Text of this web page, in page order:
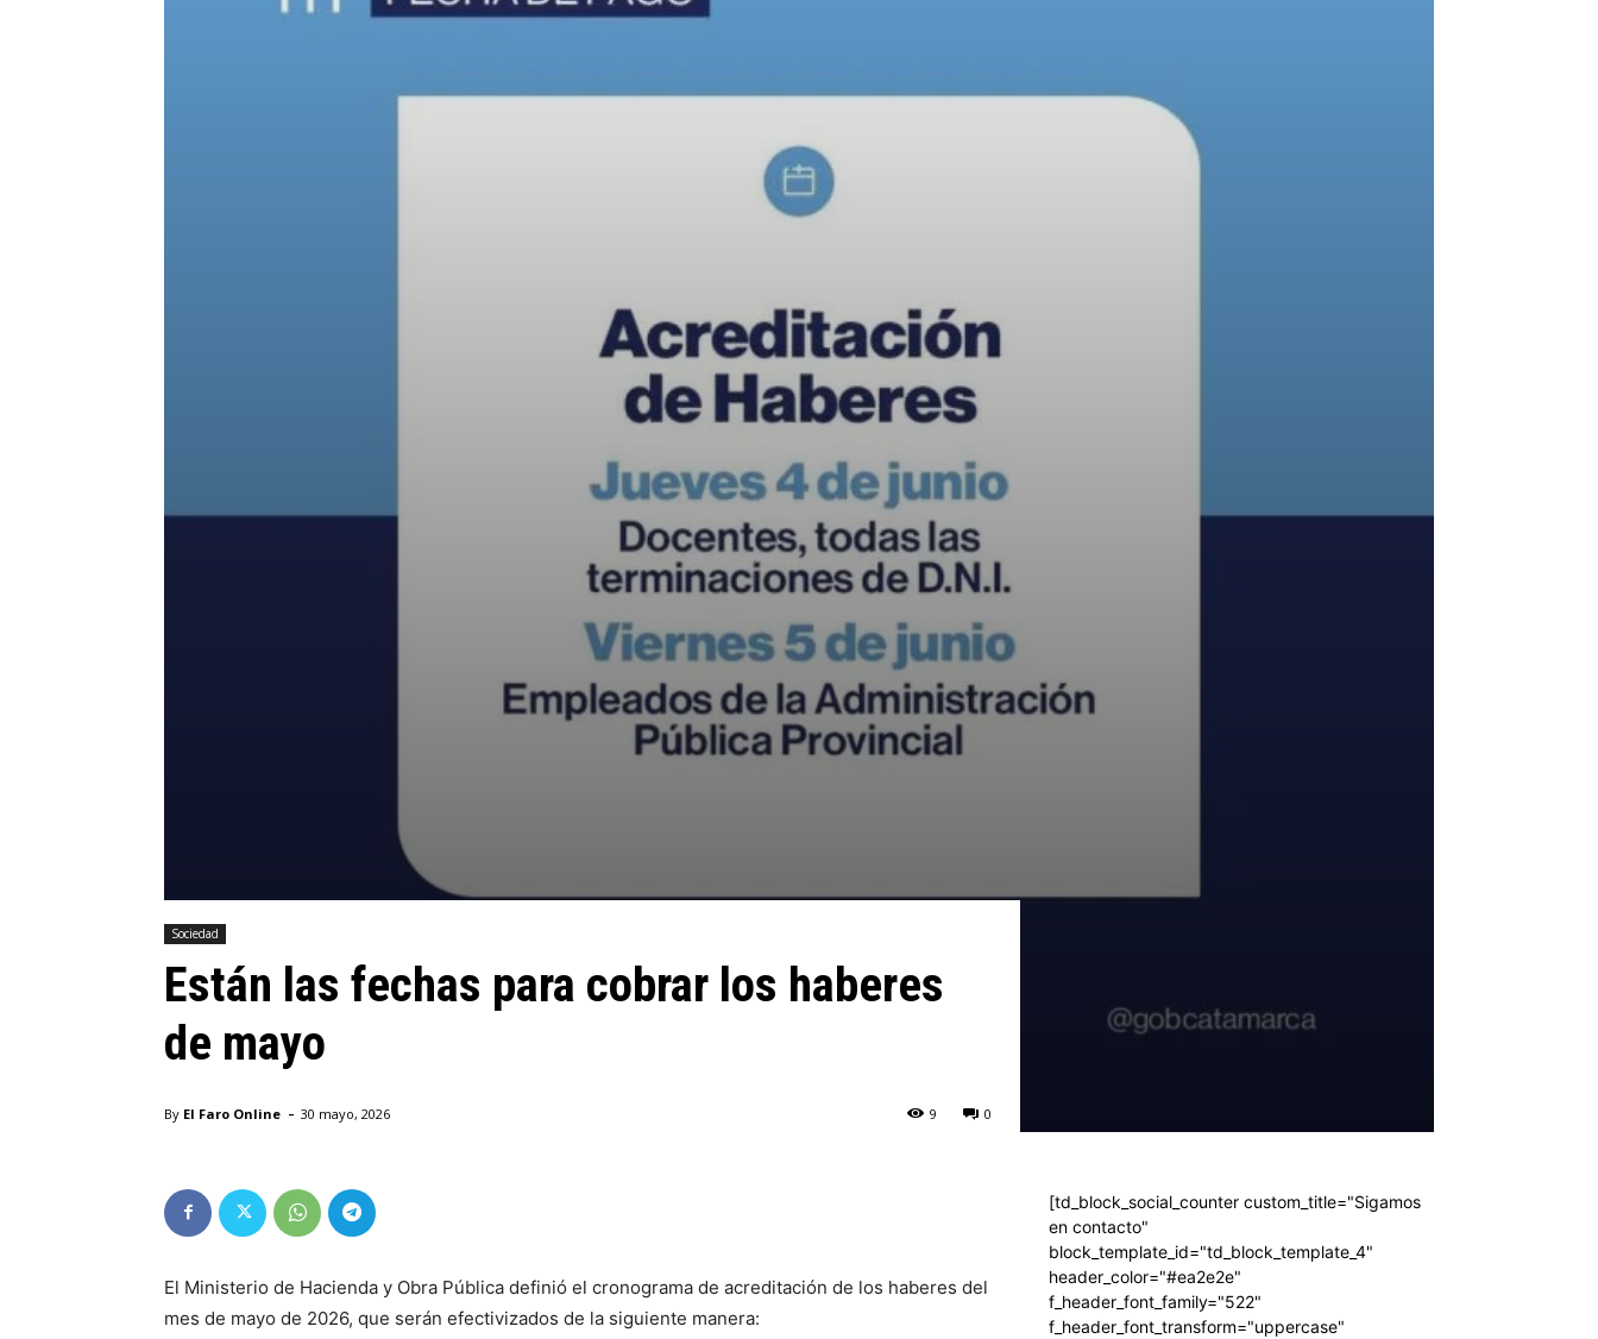
Sociedad
Están las fechas para cobrar los haberes
de mayo
By El Faro Online - 30 mayo, 2026 0
9
El Ministerio de Hacienda y Obra Pública definió el cronograma de acreditación de los haberes del
mes de mayo de 2026, que serán efectivizados de la siguiente manera:
[td_block_social_counter custom_title="Sigamos
en contacto"
block_template_id="td_block_template_4"
header_color="#ea2e2e"
f_header_font_family="522"
f_header_font_transform="uppercase"